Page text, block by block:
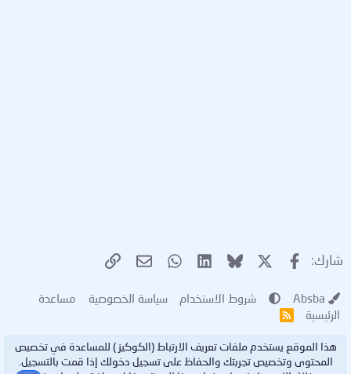
شارك: فيسبوك Bluesky
LinkedIn
WhatsApp
البريد الإلكتروني
الرابط
شروط الاستخدام سياسة الخصوصية
مساعدة
الرئيسية
R
هذا الموقع يستخدم ملفات تعريف الارتباط (الكوكيز ) للمساعدة في تخصيص
المحتوى وتخصيص تجربتك والحفاظ على تسجيل دخولك إذا قمت بالتسجيل.